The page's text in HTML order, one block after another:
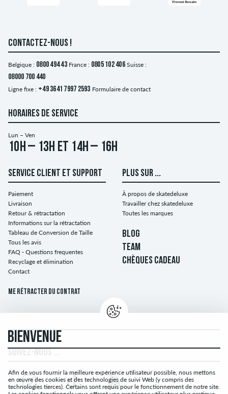
CONTACTEZ-NOUS !
Belgique : 0800 494 43 France : 0805 102 406 Suisse :
08000 700 440
Ligne fixe : +49 3641 7997 2593 Formulaire de contact
HORAIRES DE SERVICE
Lun – Ven
10h – 13h et 14h – 16h
SERVICE CLIENT ET SUPPORT
Paiement
Livraison
Retour & rétractation
Informations sur la rétractation
Tableau de Conversion de Taille
Tous les avis
FAQ - Questions frequentes
Recyclage et élimination
Contact
Me rétracter du contrat
PLUS SUR ...
À propos de skatedeluxe
Travailler chez skatedeluxe
Toutes les marques
BLOG
TEAM
CHÈQUES CADEAU
BIENVENUE
Afin de vous fournir la meilleure expérience utilisateur possible, nous mettons
en œuvre des cookies et des technologies de suivi Web (y compris des
technologies tierces). Certains sont requis pour le fonctionnement de notre site.